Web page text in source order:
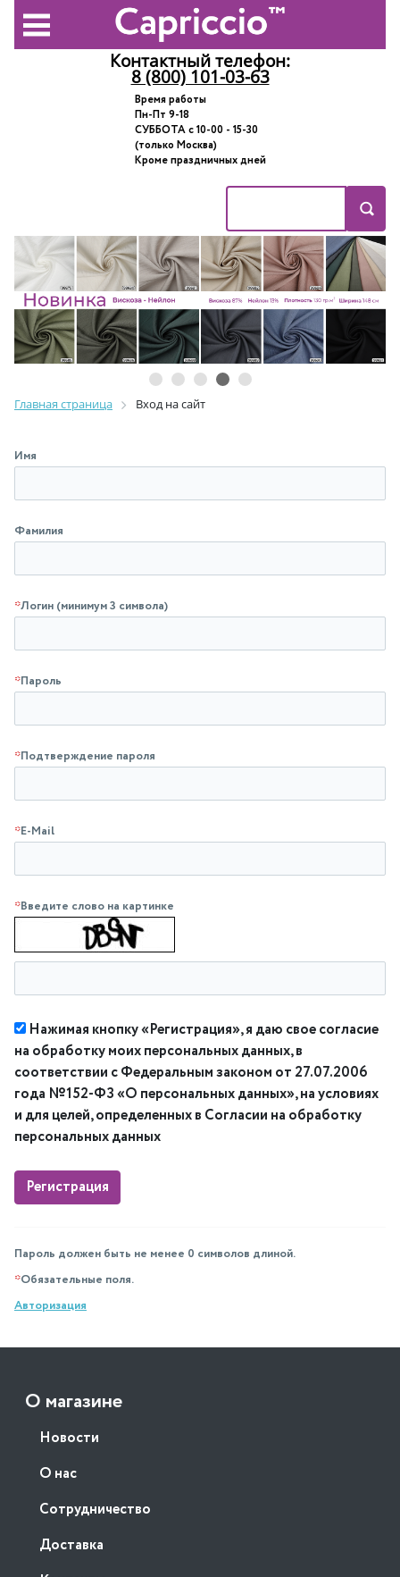
Контактный телефон:
8 (800) 101-03-63
Время работы
Пн-Пт 9-18
СУББОТА с 10-00 - 15-30
(только Москва)
Кроме праздничных дней
Главная страница Вход на сайт
Имя
Фамилия
*Логин (минимум 3 символа)
*Пароль
*Подтверждение пароля
*E-Mail
*Введите слово на картинке
Нажимая кнопку «Регистрация», я даю свое согласие
на обработку моих персональных данных, в
соответствии с Федеральным законом от 27.07.2006
года №152-ФЗ «О персональных данных», на условиях
и для целей, определенных в Согласии на обработку
персональных данных
Пароль должен быть не менее 0 символов длиной.
*Обязательные поля.
Авторизация
О магазине
Новости
О нас
Сотрудничество
Доставка